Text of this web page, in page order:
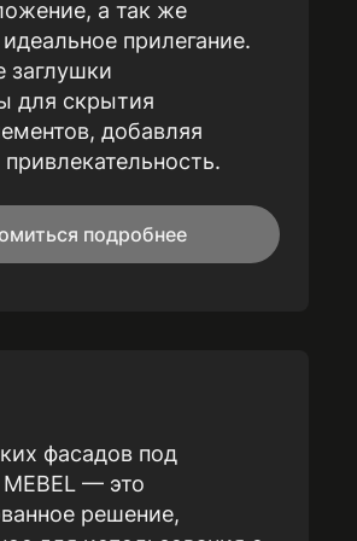
а так же
прилегание.
заглушки
для скрытия
добавляя
подробнее
фасадов под
— это
решение,